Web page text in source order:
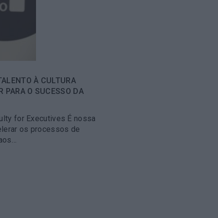
À CULTURA
PARA O SUCESSO DA
for Executives É nossa
os processos de